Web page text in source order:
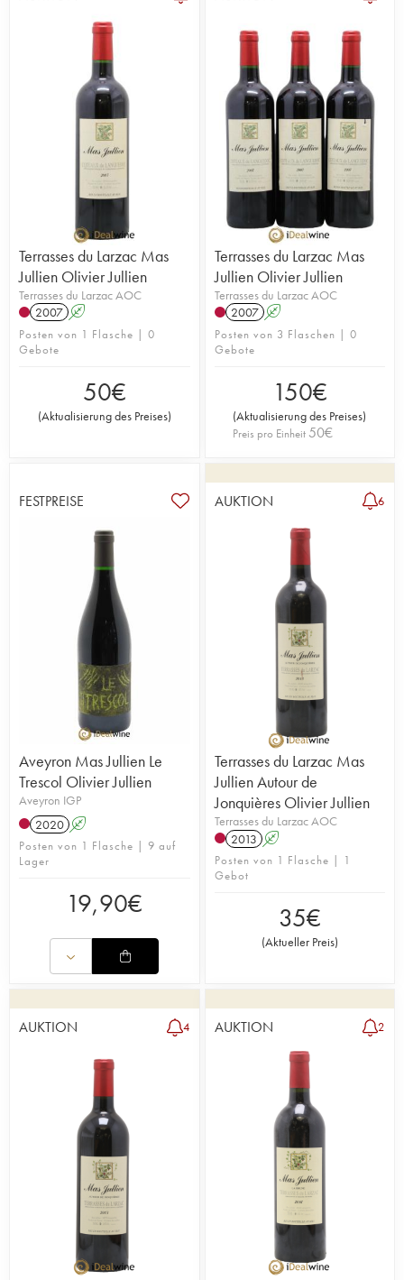
Terrasses du Larzac Mas
Jullien Olivier Jullien
Terrasses du Larzac AOC
2007 A
Posten von 1 Flasche | 0
Gebote
50€
(Aktualisierung des Preises)
Terrasses du Larzac Mas
Jullien Olivier Jullien
Terrasses du Larzac AOC
2007 A
Posten von 3 Flaschen | 0
Gebote
150€
(Aktualisierung des Preises)
Preis pro Einheit 50€
FESTPREISE
Aveyron Mas Jullien Le
Trescol Olivier Jullien
Aveyron IGP
2020 A
Posten von 1 Flasche | 9 auf
Lager
19,90€
AUKTION 6
Terrasses du Larzac Mas
Jullien Autour de
Jonquières Olivier Jullien
Terrasses du Larzac AOC
2013 A
Posten von 1 Flasche | 1
Gebot
35€
(Aktueller Preis)
AUKTION 4 AUKTION 2